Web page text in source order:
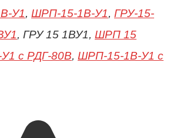
У1, ШРП-15-1В-У1, ГРУ-15-
, ГРУ 15 1ВУ1, ШРП 15
с РДГ-80В, ШРП-15-1В-У1 с